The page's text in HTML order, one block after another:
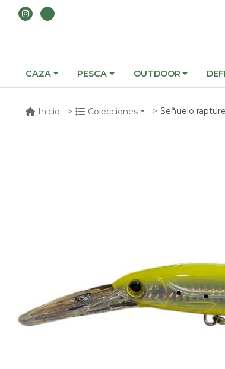
CAZA PESCA OUTDOOR
Inicio Colecciones Señuelo rapture